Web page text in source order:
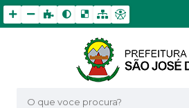
O que voce procura?